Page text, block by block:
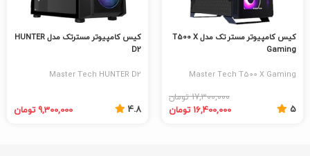
کیس کامپیوتر مستر تک مدل T500 X
Gaming
Master Tech T500 X Gaming
5
17,300,000 تومان
16,400,000 تومان
کیس کامپیوتر مسترتک مدل HUNTER
D2
Master Tech HUNTER D2
4.8 9,300,000 تومان